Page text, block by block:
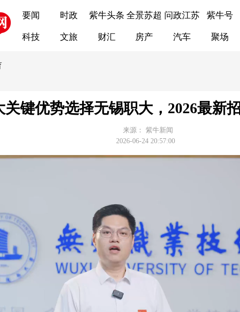
要闻 时政 紫牛头条 全景苏超 问政江苏 紫牛号
科技 文旅 财汇 房产 汽车 聚场
关键优势选择无锡职大，2026最新
来源：
紫牛新闻
2026-06-24 20:57:00